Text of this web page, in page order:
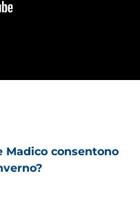
consentono